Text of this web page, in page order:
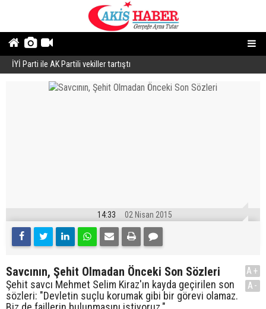
İYİ Parti ile AK Partili vekiller tartıştı
14:33 02 Nisan 2015
Savcının, Şehit Olmadan Önceki Son Sözleri
Şehit savcı Mehmet Selim Kiraz'ın kayda geçirilen son
sözleri: "Devletin suçlu korumak gibi bir görevi olamaz.
A+
A-